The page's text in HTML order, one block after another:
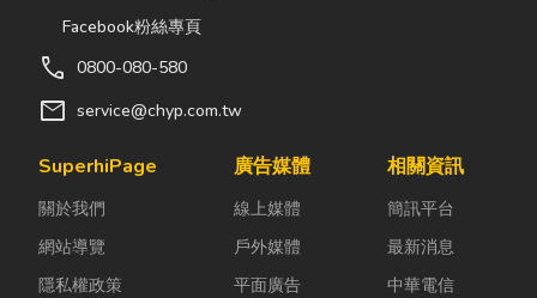
Facebook粉絲專頁
call 0800-080-580
mail service@chyp.com.tw
SuperhiPage
關於我們
網站導覽
隱私權政策
廣告媒體
線上媒體
戶外媒體
平面廣告
相關資訊
簡訊平台
最新消息
中華電信